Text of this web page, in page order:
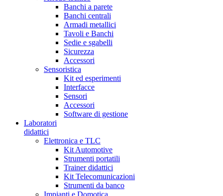
Banchi a parete
Banchi centrali
Armadi metallici
Tavoli e Banchi
Sedie e sgabelli
Sicurezza
Accessori
Sensoristica
Kit ed esperimenti
Interfacce
Sensori
Accessori
Software di gestione
Laboratori
didattici
Elettronica e TLC
Kit Automotive
Strumenti portatili
Trainer didattici
Kit Telecomunicazioni
Strumenti da banco
Impianti e Domotica